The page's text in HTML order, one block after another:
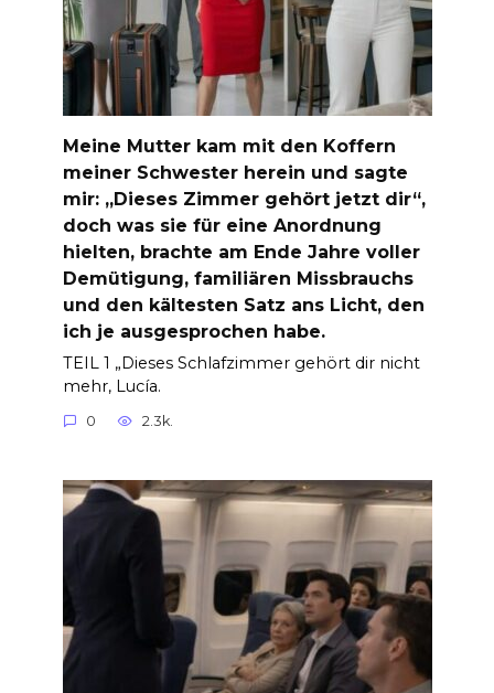
Meine Mutter kam mit den Koffern
meiner Schwester herein und sagte
mir: „Dieses Zimmer gehört jetzt dir“,
doch was sie für eine Anordnung
hielten, brachte am Ende Jahre voller
Demütigung, familiären Missbrauchs
und den kältesten Satz ans Licht, den
ich je ausgesprochen habe.
TEIL 1 „Dieses Schlafzimmer gehört dir nicht
mehr, Lucía.
0 2.3k.